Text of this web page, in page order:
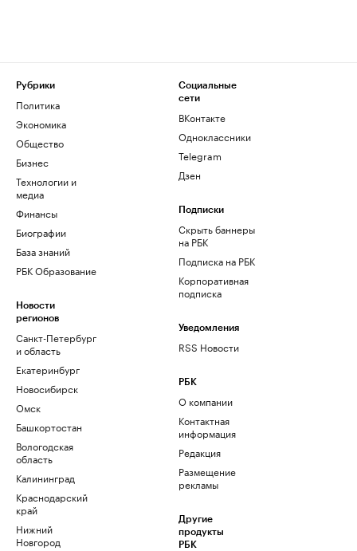
Рубрики
Политика
Экономика
Общество
Бизнес
Технологии и
медиа
Финансы
Биографии
База знаний
РБК Образование
Новости
регионов
Санкт-Петербург
и область
Екатеринбург
Новосибирск
Омск
Башкортостан
Вологодская
область
Калининград
Краснодарский
край
Нижний
Новгород
Социальные
сети
ВКонтакте
Одноклассники
Telegram
Дзен
Подписки
Скрыть баннеры
на РБК
Подписка на РБК
Корпоративная
подписка
Уведомления
RSS Новости
РБК
О компании
Контактная
информация
Редакция
Размещение
рекламы
Другие
продукты
РБК